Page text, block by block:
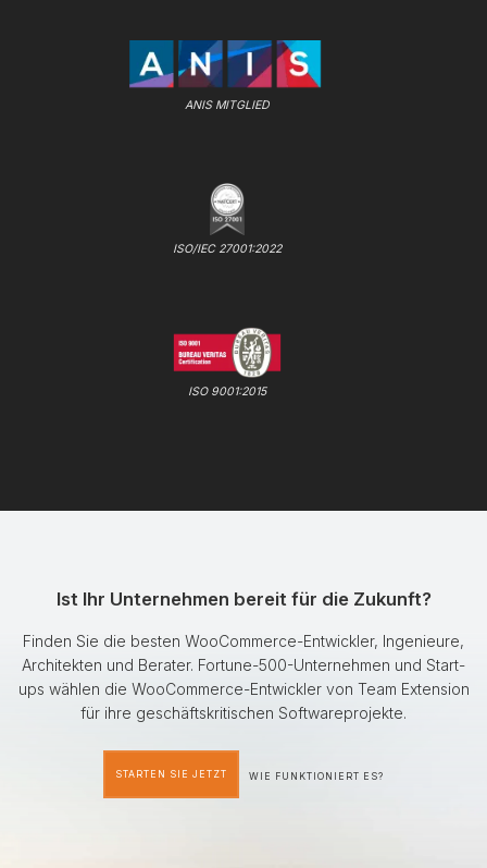
ANIS MITGLIED
ISO/IEC 27001:2022
ISO 9001:2015
Ist Ihr Unternehmen bereit für die Zukunft?
Finden Sie die besten WooCommerce-Entwickler, Ingenieure,
Architekten und Berater. Fortune-500-Unternehmen und Start-
ups wählen die WooCommerce-Entwickler von Team Extension
für ihre geschäftskritischen Softwareprojekte.
STARTEN SIE JETZT WIE FUNKTIONIERT ES?